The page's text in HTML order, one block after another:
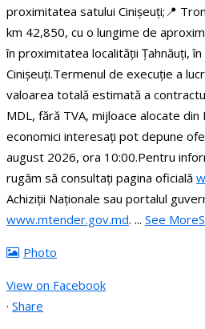
proximitatea satului Cinișeuți;📍
km 42,850, cu o lungime de
în proximitatea localității Țahnăuți,
Cinișeuți.Termenul de execuție a
valoarea totală estimată a
MDL, fără TVA, mijloace alocate din
economici interesați pot depune
august 2026, ora 10:00.Pentru
rugăm să consultați pagina oficială
Achiziții Naționale sau portalul
www.mtender.gov.md. ... See More
Photo
View on Facebook
· Share